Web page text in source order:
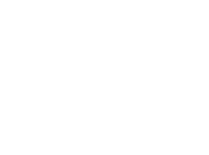
Gäste, welches anhand fester
aber auch die grundlegende
Schwerpunkt unseres Seminars setzt sich
Qualitätsmanagement Ihrer